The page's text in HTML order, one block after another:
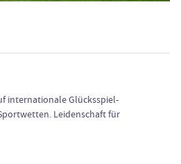
internationale Glücksspiel-
Leidenschaft für